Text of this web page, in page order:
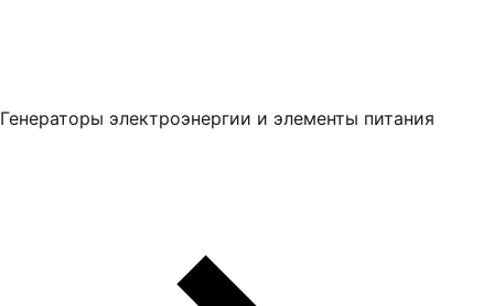
Генераторы электроэнергии и элементы питания